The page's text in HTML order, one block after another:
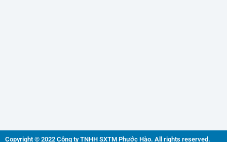
Copyright © 2022 Công ty TNHH SXTM Phước Hào. All rights reserved.